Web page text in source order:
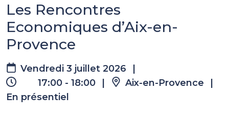
Les Rencontres
Economiques d’Aix-en-
Provence
Vendredi 3 juillet 2026
17:00 - 18:00
Aix-en-Provence
En présentiel